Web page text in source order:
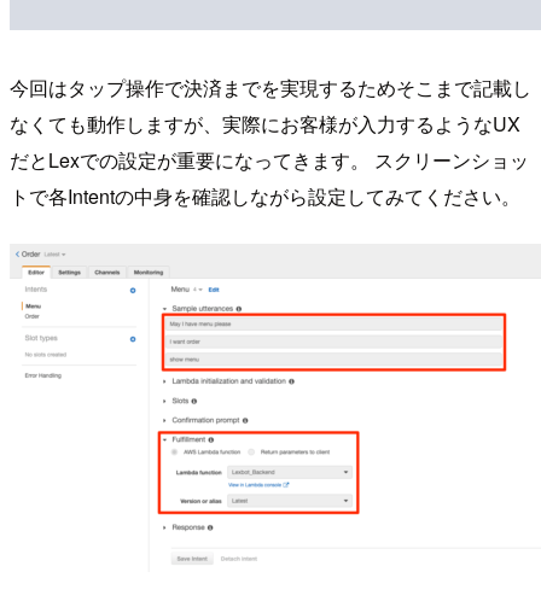
今回はタップ操作で決済までを実現するためそこまで記載し
なくても動作しますが、実際にお客様が入力するようなUX
だとLexでの設定が重要になってきます。 スクリーンショッ
トで各Intentの中身を確認しながら設定してみてください。